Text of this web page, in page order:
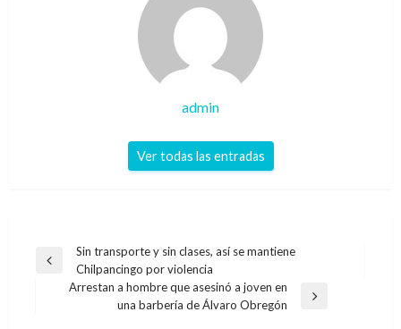
admin
Ver todas las entradas
Navegación
Entrada
anterior
Sin transporte y sin clases, así se mantiene
Chilpancingo por violencia
Arrestan a hombre que asesinó a joven en
una barbería de Álvaro Obregón